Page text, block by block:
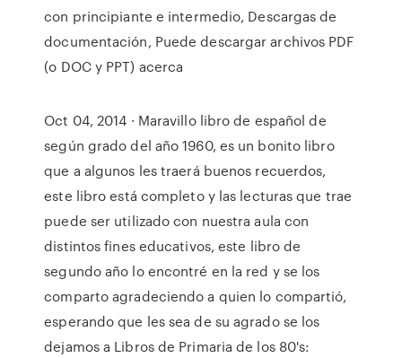
con principiante e intermedio, Descargas de
documentación, Puede descargar archivos PDF
(o DOC y PPT) acerca
Oct 04, 2014 · Maravillo libro de español de
según grado del año 1960, es un bonito libro
que a algunos les traerá buenos recuerdos,
este libro está completo y las lecturas que trae
puede ser utilizado con nuestra aula con
distintos fines educativos, este libro de
segundo año lo encontré en la red y se los
comparto agradeciendo a quien lo compartió,
esperando que les sea de su agrado se los
dejamos a Libros de Primaria de los 80's: